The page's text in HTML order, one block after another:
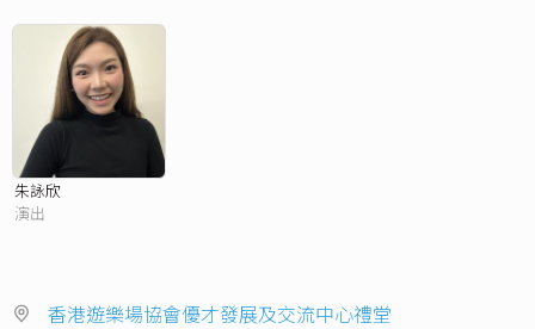
朱詠欣
演出
香港遊樂場協會優才發展及交流中心禮堂